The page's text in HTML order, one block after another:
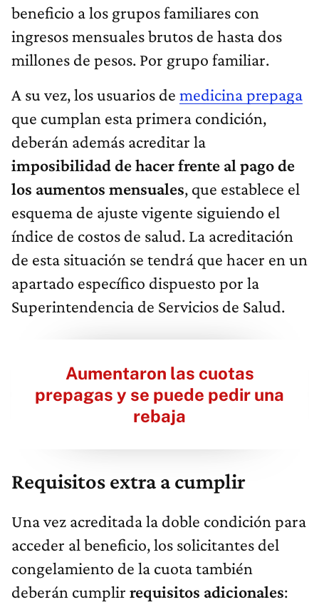
beneficio a los grupos familiares con
ingresos mensuales brutos de hasta dos
millones de pesos. Por grupo familiar.
A su vez, los usuarios de medicina prepaga
que cumplan esta primera condición,
deberán además acreditar la
imposibilidad de hacer frente al pago de
los aumentos mensuales, que establece el
esquema de ajuste vigente siguiendo el
índice de costos de salud. La acreditación
de esta situación se tendrá que hacer en un
apartado específico dispuesto por la
Superintendencia de Servicios de Salud.
Aumentaron las cuotas
prepagas y se puede pedir una
rebaja
Requisitos extra a cumplir
Una vez acreditada la doble condición para
acceder al beneficio, los solicitantes del
congelamiento de la cuota también
deberán cumplir requisitos adicionales: